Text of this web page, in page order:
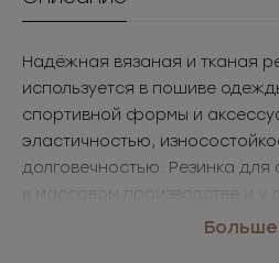
Надёжная вязаная и тканая
используется в пошиве
спортивной формы и
эластичностью,
долговечностью. Резинка
в массовом производстве и у
Stefano доступна резинка